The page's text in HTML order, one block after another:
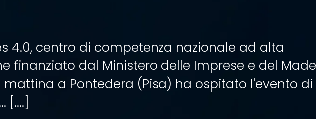
4.0, centro di competenza nazionale ad alta
finanziato dal Ministero delle Imprese e del Made
mattina a Pontedera (Pisa) ha ospitato l'evento di